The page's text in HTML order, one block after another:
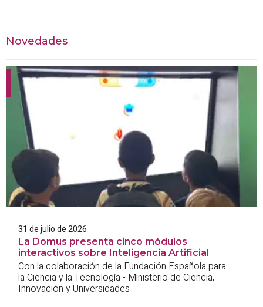
Novedades
31 de julio de 2026
La Domus presenta cinco módulos
interactivos sobre Inteligencia Artificial
Con la colaboración de la Fundación Española para
la Ciencia y la Tecnología - Ministerio de Ciencia,
Innovación y Universidades